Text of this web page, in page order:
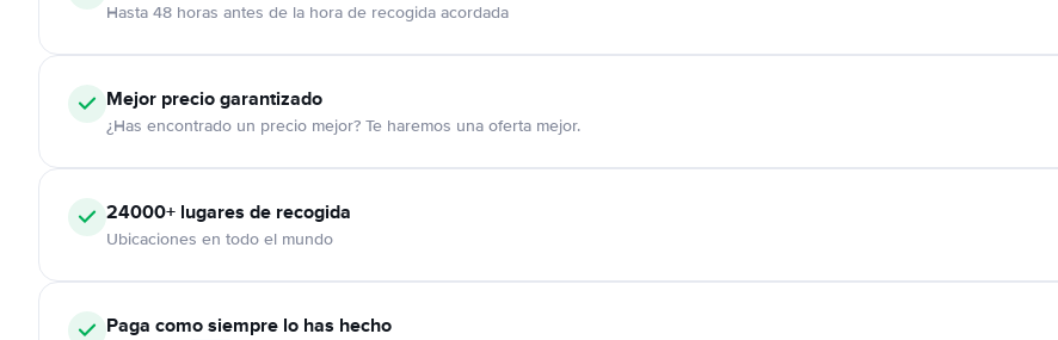
Hasta 48 horas antes de la hora de recogida acordada
Mejor precio garantizado
¿Has encontrado un precio mejor? Te haremos una oferta mejor.
24000+ lugares de recogida
Ubicaciones en todo el mundo
Paga como siempre lo has hecho